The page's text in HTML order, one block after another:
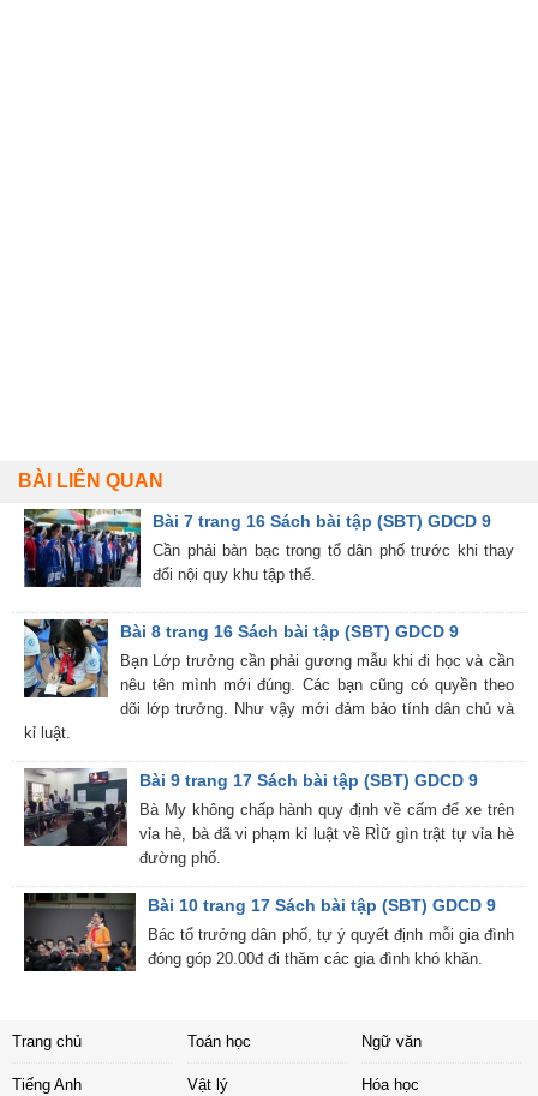
BÀI LIÊN QUAN
Bài 7 trang 16 Sách bài tập (SBT) GDCD 9
Cần phải bàn bạc trong tổ dân phố trước khi thay
đổi nội quy khu tập thể.
Bài 8 trang 16 Sách bài tập (SBT) GDCD 9
Bạn Lớp trưởng cần phải gương mẫu khi đi học và cần
nêu tên mình mới đúng. Các bạn cũng có quyền theo
dõi lớp trưởng. Như vậy mới đảm bảo tính dân chủ và
kỉ luật.
Bài 9 trang 17 Sách bài tập (SBT) GDCD 9
Bà My không chấp hành quy định về cấm để xe trên
vỉa hè, bà đã vi phạm kỉ luật về RÌữ gìn trật tự vỉa hè
đường phố.
Bài 10 trang 17 Sách bài tập (SBT) GDCD 9
Bác tổ trưởng dân phố, tự ý quyết định mỗi gia đình
đóng góp 20.00đ đi thăm các gia đình khó khăn.
Trang chủ Toán học Ngữ văn
Tiếng Anh Vật lý Hóa học